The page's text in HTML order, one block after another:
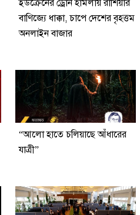
ইউক্রেনের ড্রোন হামলায় রাশিয়ার
বাণিজ্যে ধাক্কা, চাপে দেশের বৃহত্তম
অনলাইন বাজার
“আলো হাতে চলিয়াছে আঁধারের
যাত্রী”